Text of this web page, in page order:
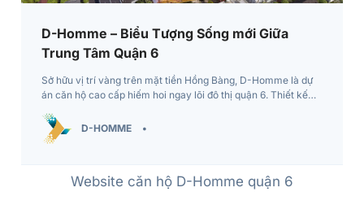
Website căn hộ D-Homme quận 6
Hotline: 0906 986 589
Căn hộ Thông tin mới